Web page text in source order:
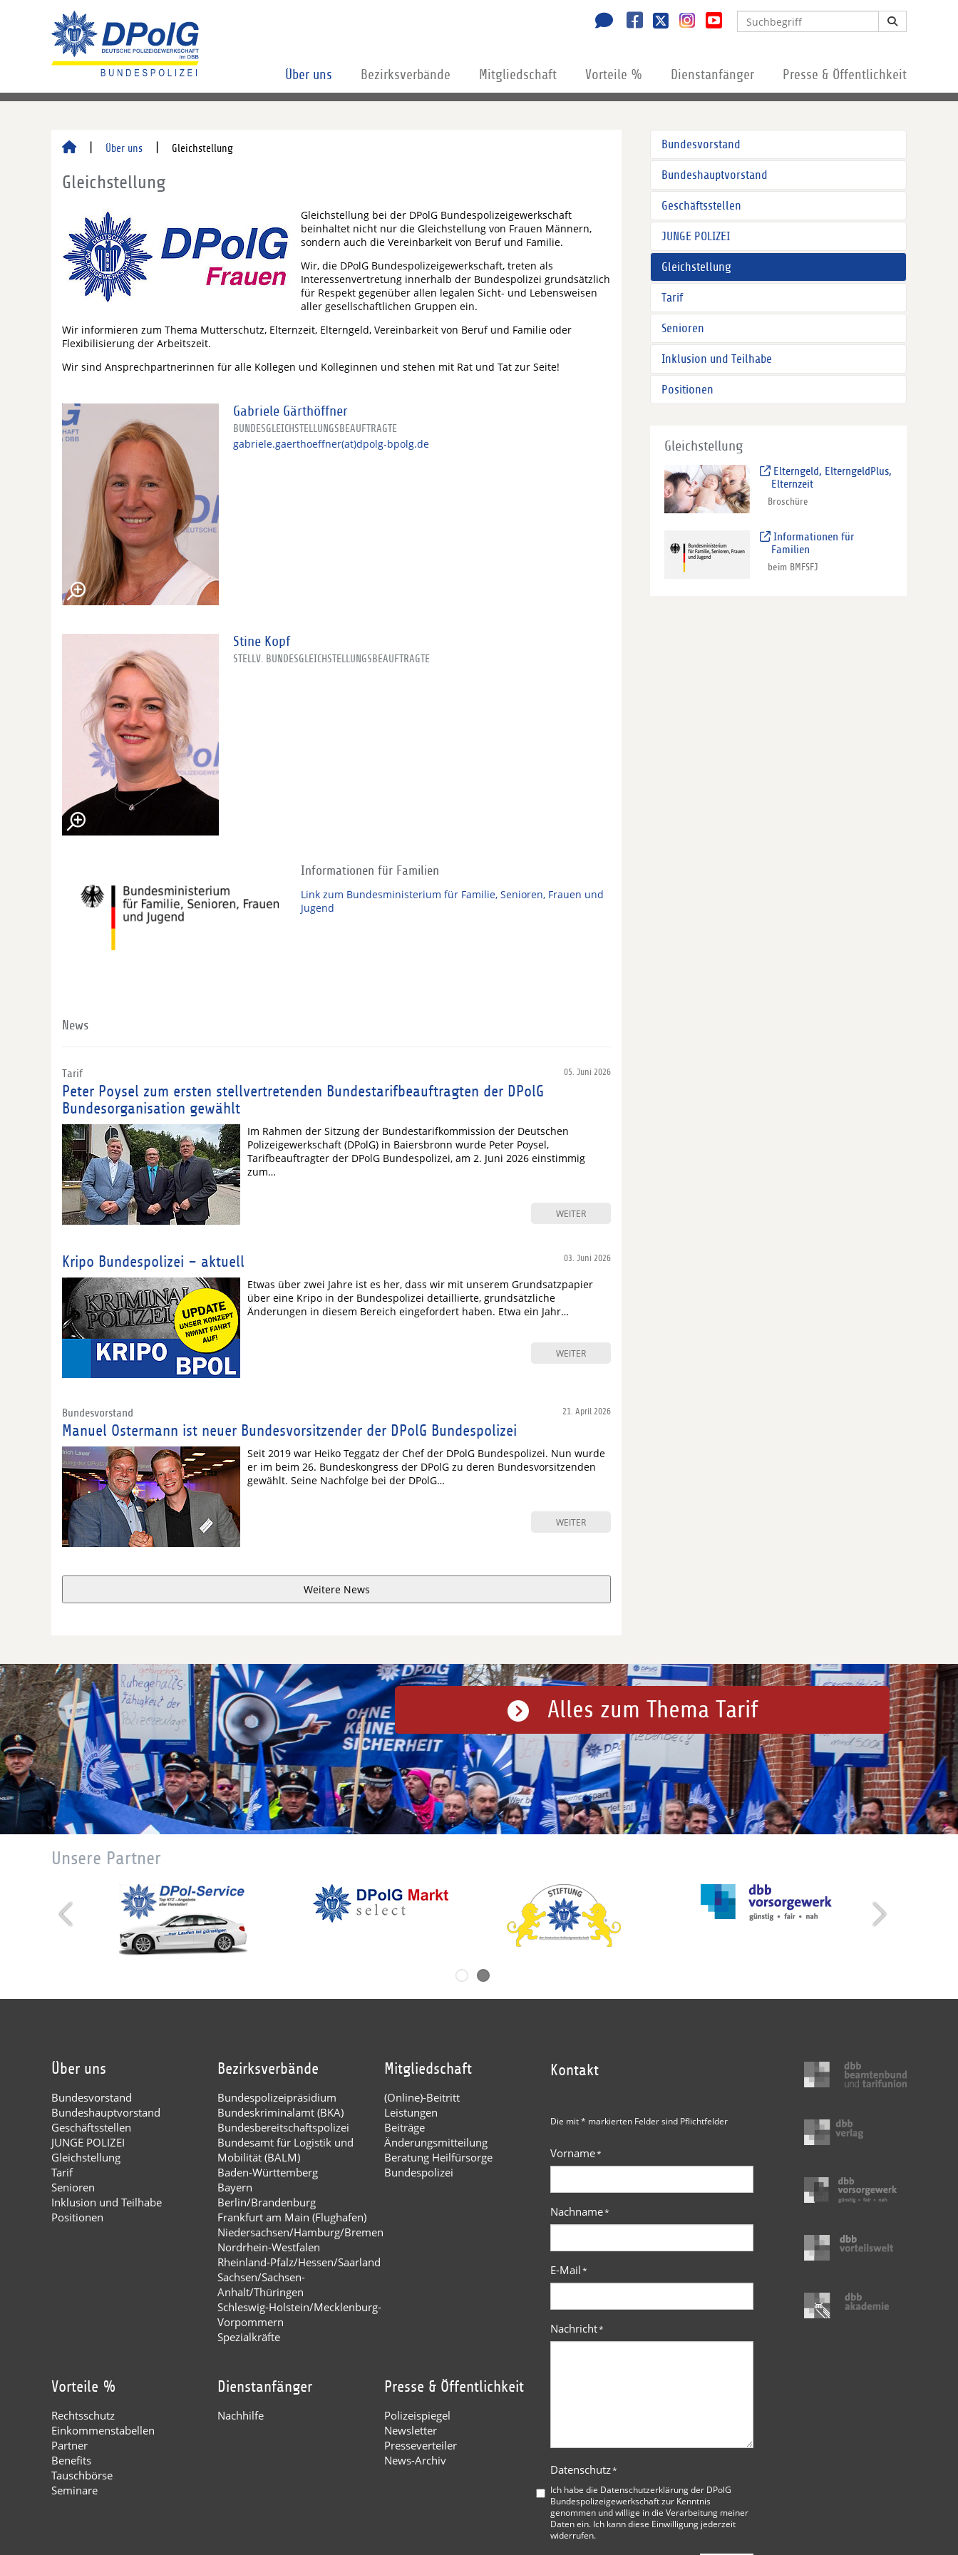
Über uns Bezirksverbände Mitgliedschaft Vorteile % Dienstanfänger Presse & Öffentlichkeit
Über uns Gleichstellung
Gleichstellung
Gleichstellung bei der DPolG Bundespolizeigewerkschaft
beinhaltet nicht nur die Gleichstellung von Frauen Männern,
sondern auch die Vereinbarkeit von Beruf und Familie.
Wir, die DPolG Bundespolizeigewerkschaft, treten als
Interessenvertretung innerhalb der Bundespolizei grundsätzlich
für Respekt gegenüber allen legalen Sicht- und Lebensweisen
aller gesellschaftlichen Gruppen ein.
Wir informieren zum Thema Mutterschutz, Elternzeit, Elterngeld, Vereinbarkeit von Beruf und Familie oder
Flexibilisierung der Arbeitszeit.
Wir sind Ansprechpartnerinnen für alle Kollegen und Kolleginnen und stehen mit Rat und Tat zur Seite!
Gabriele Gärthöffner
BUNDESGLEICHSTELLUNGSBEAUFTRAGTE
gabriele.gaerthoeffner(at)dpolg-bpolg.de
Stine Kopf
STELLV. BUNDESGLEICHSTELLUNGSBEAUFTRAGTE
Informationen für Familien
Link zum Bundesministerium für Familie, Senioren, Frauen und
Jugend
News
05. Juni 2026
Tarif
Peter Poysel zum ersten stellvertretenden Bundestarifbeauftragten der DPolG
Bundesorganisation gewählt
Im Rahmen der Sitzung der Bundestarifkommission der Deutschen
Polizeigewerkschaft (DPolG) in Baiersbronn wurde Peter Poysel,
Tarifbeauftragter der DPolG Bundespolizei, am 2. Juni 2026 einstimmig
zum…
WEITER
03. Juni 2026
Kripo Bundespolizei – aktuell
Etwas über zwei Jahre ist es her, dass wir mit unserem Grundsatzpapier
über eine Kripo in der Bundespolizei detaillierte, grundsätzliche
Änderungen in diesem Bereich eingefordert haben. Etwa ein Jahr…
WEITER
21. April 2026
Bundesvorstand
Manuel Ostermann ist neuer Bundesvorsitzender der DPolG Bundespolizei
Seit 2019 war Heiko Teggatz der Chef der DPolG Bundespolizei. Nun wurde
er im beim 26. Bundeskongress der DPolG zu deren Bundesvorsitzenden
gewählt. Seine Nachfolge bei der DPolG…
WEITER
Weitere News
Bundesvorstand
Bundeshauptvorstand
Geschäftsstellen
JUNGE POLIZEI
Gleichstellung
Tarif
Senioren
Inklusion und Teilhabe
Positionen
Gleichstellung
Elterngeld, ElterngeldPlus,
Elternzeit
Broschüre
Informationen für
Familien
beim BMFSFJ
Alles zum Thema Tarif
Unsere Partner
Über uns
Bundesvorstand
Bundeshauptvorstand
Geschäftsstellen
JUNGE POLIZEI
Gleichstellung
Tarif
Senioren
Inklusion und Teilhabe
Positionen
Bezirksverbände
Bundespolizeipräsidium
Bundeskriminalamt (BKA)
Bundesbereitschaftspolizei
Bundesamt für Logistik und
Mobilität (BALM)
Baden-Württemberg
Bayern
Berlin/Brandenburg
Frankfurt am Main (Flughafen)
Niedersachsen/Hamburg/Bremen
Nordrhein-Westfalen
Rheinland-Pfalz/Hessen/Saarland
Sachsen/Sachsen-
Anhalt/Thüringen
Schleswig-Holstein/Mecklenburg-
Vorpommern
Spezialkräfte
Mitgliedschaft
(Online)-Beitritt
Leistungen
Beiträge
Änderungsmitteilung
Beratung Heilfürsorge
Bundespolizei
Vorteile %
Rechtsschutz
Einkommenstabellen
Partner
Benefits
Tauschbörse
Seminare
Dienstanfänger
Nachhilfe
Presse & Öffentlichkeit
Polizeispiegel
Newsletter
Presseverteiler
News-Archiv
Kontakt
Die mit * markierten Felder sind Pflichtfelder
Vorname*
Nachname*
E-Mail*
Nachricht*
Datenschutz*
Ich habe die Datenschutzerklärung der DPolG
Bundespolizeigewerkschaftzur Kenntnis
genommen und willige in die Verarbeitung meiner
Daten ein. Ich kann diese Einwilligung jederzeit
widerrufen.